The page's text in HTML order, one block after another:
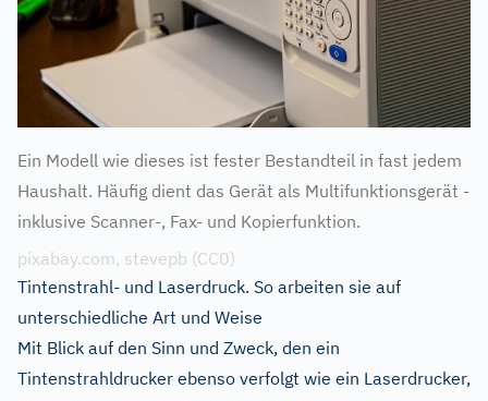
Ein Modell wie dieses ist fester Bestandteil in fast jedem
Haushalt. Häufig dient das Gerät als Multifunktionsgerät -
inklusive Scanner-, Fax- und Kopierfunktion.
pixabay.com, stevepb (CC0)
Tintenstrahl- und Laserdruck. So arbeiten sie auf
unterschiedliche Art und Weise
Mit Blick auf den Sinn und Zweck, den ein
Tintenstrahldrucker ebenso verfolgt wie ein Laserdrucker,